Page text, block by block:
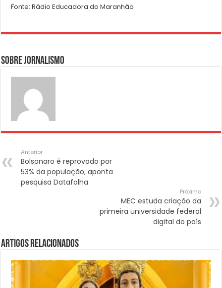
Fonte: Rádio Educadora do Maranhão
Sobre Jornalismo
Anterior
Bolsonaro é reprovado por
53% da população, aponta
pesquisa Datafolha
Próximo
MEC estuda criação da
primeira universidade federal
digital do país
Artigos Relacionados